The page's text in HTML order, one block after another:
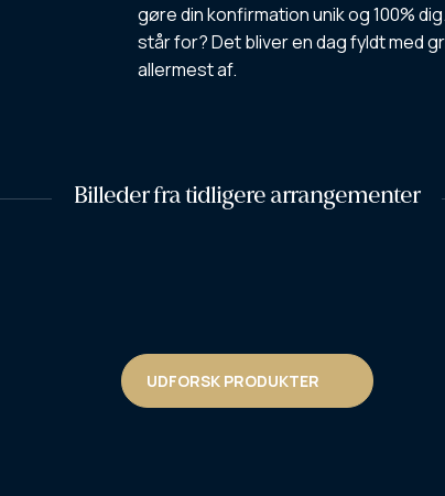
gøre din konfirmation unik og 100%
står for? Det bliver en dag fyldt med
allermest af.
Billeder fra tidligere arrangementer
UDFORSK PRODUKTER